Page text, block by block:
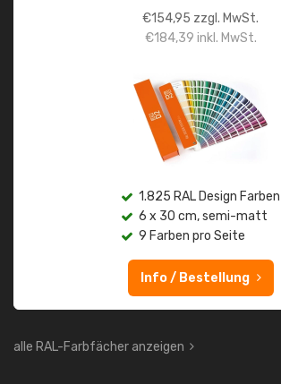
€154,95 zzgl. MwSt.
€184,39 inkl. MwSt.
1.825 RAL Design Farben
6 x 30 cm, semi-matt
9 Farben pro Seite
Info / Bestellung
alle RAL-Farbfächer anzeigen